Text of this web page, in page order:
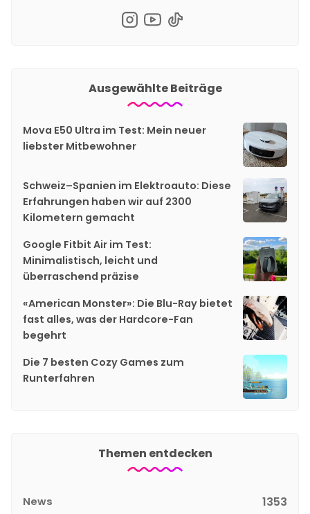
Ausgewählte Beiträge
Mova E50 Ultra im Test: Mein neuer
liebster Mitbewohner
Schweiz–Spanien im Elektroauto: Diese
Erfahrungen haben wir auf 2300
Kilometern gemacht
Google Fitbit Air im Test:
Minimalistisch, leicht und
überraschend präzise
«American Monster»: Die Blu-Ray bietet
fast alles, was der Hardcore-Fan
begehrt
Die 7 besten Cozy Games zum
Runterfahren
Themen entdecken
News 1353